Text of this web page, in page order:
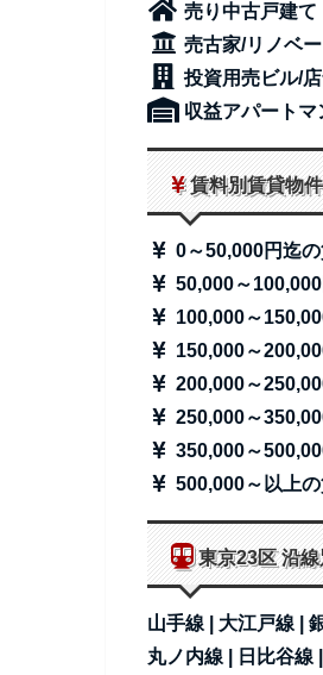
売り中古戸建て
売古家/リノベ
投資用売ビル/
収益アパートマ
賃料別賃貸物件
0～50,000円迄
50,000～
100,000～
150,000～
200,000～
250,000～
350,000～
500,000～以上
東京23区 沿線
山手線 | 大江戸線 |
丸ノ内線 |
日比谷線 |